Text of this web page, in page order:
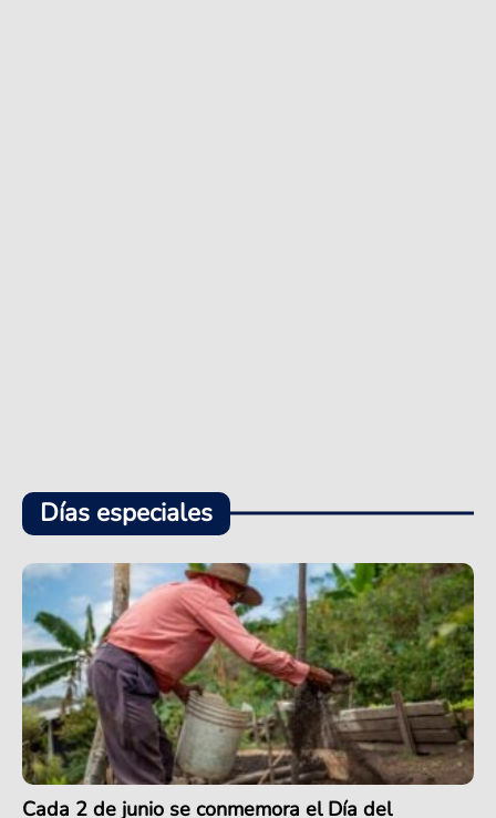
Días especiales
Cada 2 de junio se conmemora el Día del